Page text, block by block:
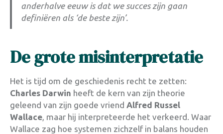
anderhalve eeuw is dat we succes zijn gaan
definiëren als ‘de beste zijn’.
De grote misinterpretatie
Het is tijd om de geschiedenis recht te zetten:
Charles Darwin heeft de kern van zijn theorie
geleend van zijn goede vriend Alfred Russel
Wallace, maar hij interpreteerde het verkeerd. Waar
Wallace zag hoe systemen zichzelf in balans houden